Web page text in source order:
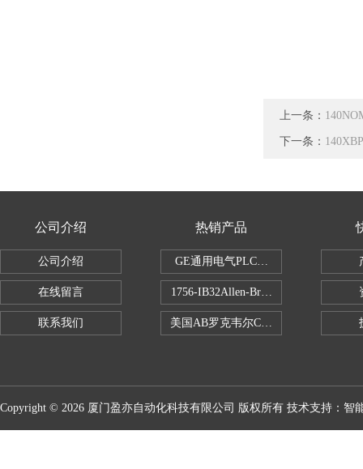
上一条：
下一条：
公司介绍
公司介绍
在线留言
联系我们
热销产品
GE通用电气PLC控制器
1756-IB32Allen-Bradley1756IB32数字
美国AB罗克韦尔CPU处理器
Copyright © 2026 厦门盈亦自动化科技有限公司 版权所有 技术支持： 智